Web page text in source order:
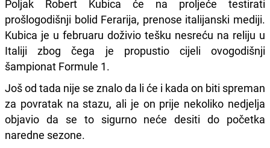
Poljak Robert Kubica će na proljeće testirati
prošlogodišnji bolid Ferarija, prenose italijanski mediji.
Kubica je u februaru doživio tešku nesreću na reliju u
Italiji zbog čega je propustio cijeli ovogodišnji
šampionat Formule 1.
Još od tada nije se znalo da li će i kada on biti spreman
za povratak na stazu, ali je on prije nekoliko nedjelja
objavio da se to sigurno neće desiti do početka
naredne sezone.